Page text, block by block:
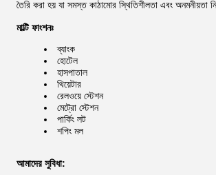
তৈরি করা হয় যা সমস্ত কাঠামোর স্থিতিশীলতা এবং অনমনীয়তা
মাল্টি ফাংশনঃ
ব্যাংক
হোটেল
হাসপাতাল
থিয়েটার
রেলওয়ে স্টেশন
মেট্রো স্টেশন
পার্কিং লট
শপিং মল
আমাদের সুবিধা: